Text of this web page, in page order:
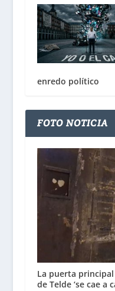
enredo político
FOTO NOTICIA
La puerta
de Telde ‘se cae a